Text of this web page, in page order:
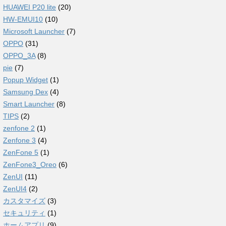
HUAWEI P20 lite (20)
HW-EMUI10 (10)
Microsoft Launcher (7)
OPPO (31)
OPPO_3A(8)
pie (7)
Popup Widget (1)
Samsung Dex (4)
Smart Launcher (8)
TIPS (2)
zenfone 2 (1)
Zenfone 3 (4)
ZenFone 5 (1)
ZenFone3_Oreo (6)
ZenUI (11)
ZenUI4 (2)
カスタマイズ (3)
セキュリティ (1)